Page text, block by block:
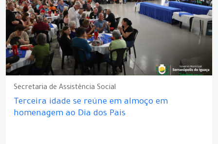
Secretaria de Assistência Social
Terceira idade se reúne em almoço em
homenagem ao Dia dos Pais